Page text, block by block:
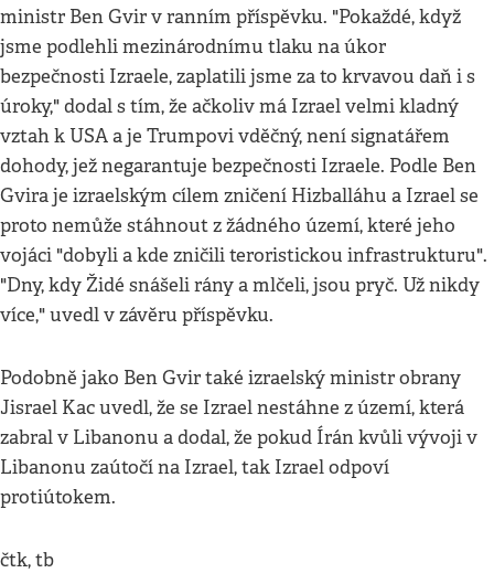
ministr Ben Gvir v ranním příspěvku. "Pokaždé, když
jsme podlehli mezinárodnímu tlaku na úkor
bezpečnosti Izraele, zaplatili jsme za to krvavou daň i s
úroky," dodal s tím, že ačkoliv má Izrael velmi kladný
vztah k USA a je Trumpovi vděčný, není signatářem
dohody, jež negarantuje bezpečnosti Izraele. Podle Ben
Gvira je izraelským cílem zničení Hizballáhu a Izrael se
proto nemůže stáhnout z žádného území, které jeho
vojáci "dobyli a kde zničili teroristickou infrastrukturu".
"Dny, kdy Židé snášeli rány a mlčeli, jsou pryč. Už nikdy
více," uvedl v závěru příspěvku.
Podobně jako Ben Gvir také izraelský ministr obrany
Jisrael Kac uvedl, že se Izrael nestáhne z území, která
zabral v Libanonu a dodal, že pokud Írán kvůli vývoji v
Libanonu zaútočí na Izrael, tak Izrael odpoví
protiútokem.
čtk, tb